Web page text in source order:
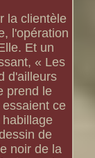
la clientèle
l'opération
Et un
« Les
d'ailleurs
prend le
ce
de
noir de la